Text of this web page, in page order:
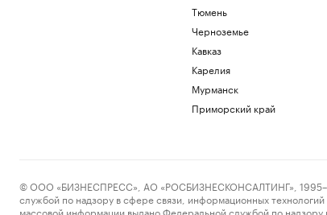
Тюмень
Черноземье
Кавказ
Карелия
Мурманск
Приморский край
© ООО «БИЗНЕСПРЕСС», АО «РОСБИЗНЕСКОНСАЛТИНГ»,
службой по надзору в сфере связи, информационных
массовой информации выдано Федеральной службой по